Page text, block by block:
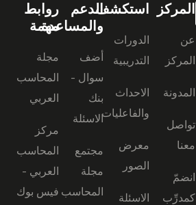
المركز
عن
المركز
المدونة
تواصل
معنا
انضمّ
كمدرِّب
استكشف
الدورات
التدريبية
الاحداث
والفاعليات
معرض
الصور
الاسئلة
الدعم
والمساعدة
أضف
سوال -
بنك
الاسئلة
مجتمع
مجلة
المحاسب
روابط
مهمة
مجلة
المحاسب
العربي
مركز
المحاسب
العربي -
فيس بوك